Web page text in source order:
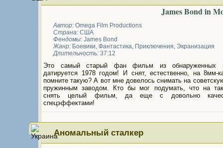
James Bond in
Автор: Omega Film Productions
Страна: США
Фендомы: James Bond
Жанр: Боевики, Фантастика, Приключения, Экранизация
Длительность: 37:12
Это самый старый фан фильм из обнаруженных
датируется 1978 годом! И снят, естественно, на 8мм-
помните такую? А вот мне довелось снимать на
пружинным заводом. Кто бы мог подумать, что на
снять целый фильм, да еще с довольно
спецэффектами!
Аномальный сталкер